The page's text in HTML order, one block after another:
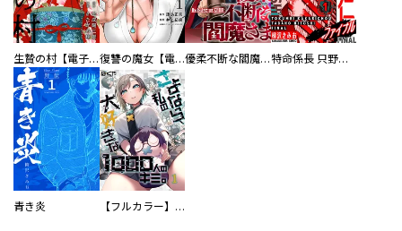
生贄の村【電子単行本版】 復讐の魔女【電子単行本版】 優柔不断な閻魔さま 特命係長 只野仁ファイナル 愛蔵版
青き炎 【フルカラー】さよなら、私の大好きな１０００人のキミ。